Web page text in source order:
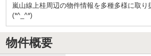
嵐山線上桂周辺の物件情報を多種多様に取り
(*^_^*)
物件概要